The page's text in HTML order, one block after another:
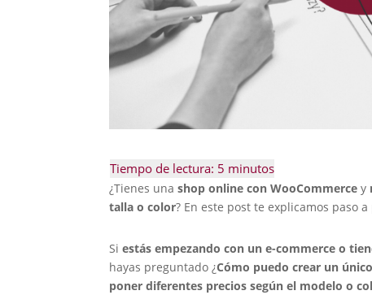
¿Tienes unashop online con WooCommerce y
talla o color? En este post te explicamos paso
Siestás empezando con un e-commerce o
hayas preguntado ¿Cómo puedo crear un
poner diferentes precios según el modelo o